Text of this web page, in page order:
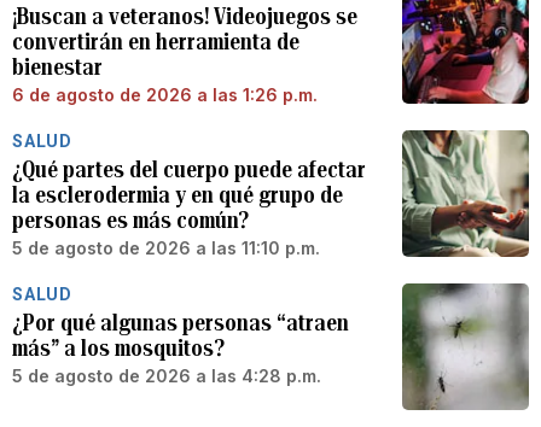
¡Buscan a veteranos! Videojuegos se
convertirán en herramienta de
bienestar
6 de agosto de 2026 a las 1:26 p.m.
SALUD
¿Qué partes del cuerpo puede afectar
la esclerodermia y en qué grupo de
personas es más común?
5 de agosto de 2026 a las 11:10 p.m.
SALUD
¿Por qué algunas personas “atraen
más” a los mosquitos?
5 de agosto de 2026 a las 4:28 p.m.